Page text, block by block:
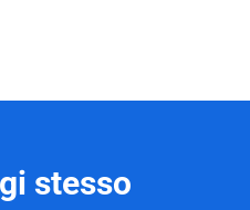
stesso